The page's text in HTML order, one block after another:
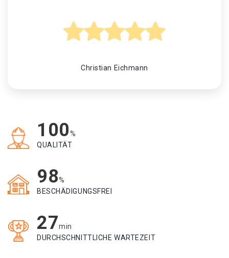
Christian Eichmann
100%
QUALITÄT
98%
BESCHÄDIGUNGSFREI
27min
DURCHSCHNITTLICHE WARTEZEIT